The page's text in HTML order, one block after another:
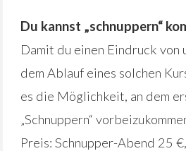
Du kannst „schnuppern“
Damit du einen Eindruck von
dem Ablauf eines solchen
es die Möglichkeit, an dem
„Schnuppern“
Preis: Schnupper-Abend 25